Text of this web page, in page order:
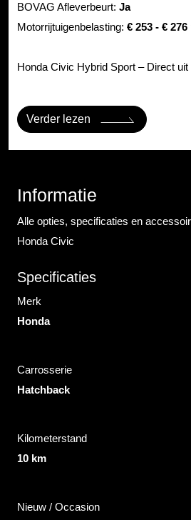
BOVAG Afleverbeurt: Ja
Motorrijtuigenbelasting: € 253 - € 276
Honda Civic Hybrid Sport – Direct uit
Verder lezen
Informatie
Alle opties, specificaties en
Honda Civic
Specificaties
Merk
Honda
Carrosserie
Hatchback
Kilometerstand
10 km
Nieuw / Occasion